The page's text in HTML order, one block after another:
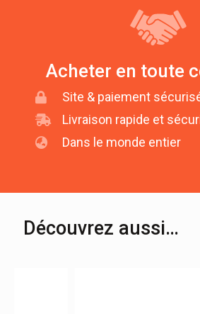
Acheter en toute
Site & paiement
Livraison rapide et
Dans le monde entier
Découvrez aussi…